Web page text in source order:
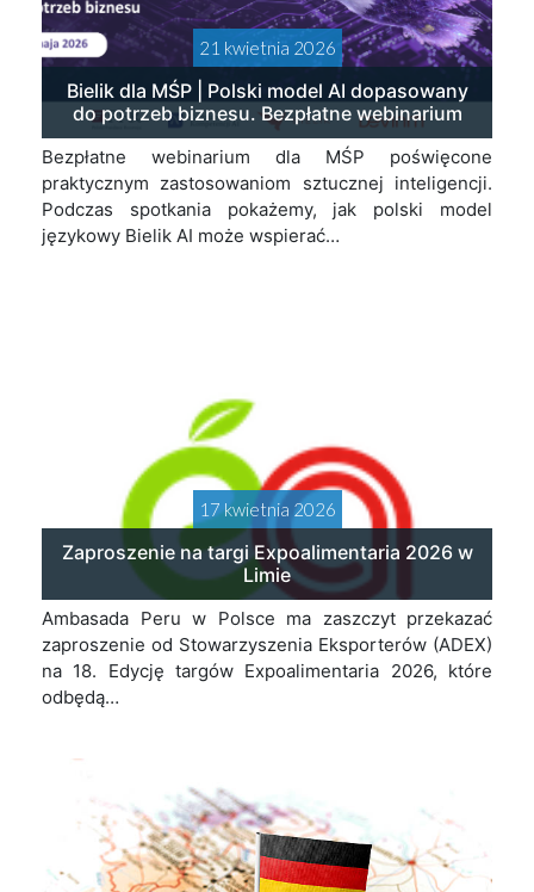
21 kwietnia 2026
Bielik dla MŚP | Polski model AI dopasowany
do potrzeb biznesu. Bezpłatne webinarium
Bezpłatne webinarium dla MŚP poświęcone
praktycznym zastosowaniom sztucznej inteligencji.
Podczas spotkania pokażemy, jak polski model
językowy Bielik AI może wspierać…
17 kwietnia 2026
Zaproszenie na targi Expoalimentaria 2026 w
Limie
Ambasada Peru w Polsce ma zaszczyt przekazać
zaproszenie od Stowarzyszenia Eksporterów (ADEX)
na 18. Edycję targów Expoalimentaria 2026, które
odbędą…